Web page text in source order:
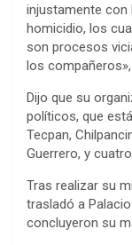
injustamente
homicidio, los
son procesos
los
Dijo que su
políticos, que
Tecpan,
Guerrero, y
Tras realizar su
trasladó a
concluyeron su